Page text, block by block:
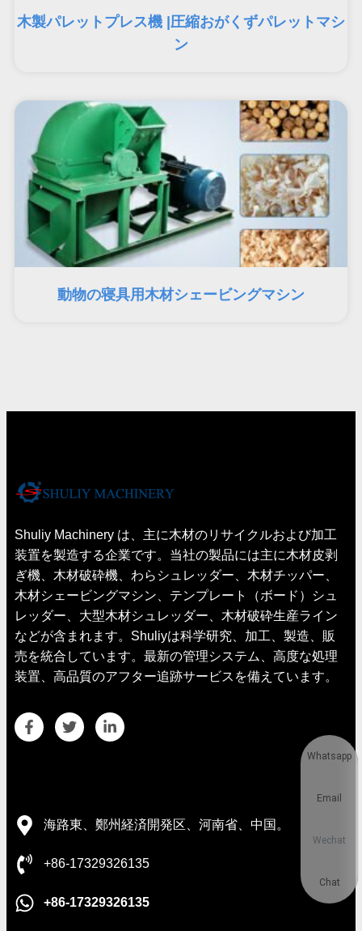
木製パレットプレス機 |圧縮おがくずパレットマシ
ン
動物の寝具用木材シェービングマシン
Shuliy Machinery は、主に木材のリサイクルおよび加工
装置を製造する企業です。当社の製品には主に木材皮剥
ぎ機、木材破砕機、わらシュレッダー、木材チッパー、
木材シェービングマシン、テンプレート（ボード）シュ
レッダー、大型木材シュレッダー、木材破砕生産ライン
などが含まれます。Shuliyは科学研究、加工、製造、販
売を統合しています。最新の管理システム、高度な処理
装置、高品質のアフター追跡サービスを備えています。
海路東、鄭州経済開発区、河南省、中国。
+86-17329326135
+86-17329326135
Whatsapp
Email
Wechat
Chat